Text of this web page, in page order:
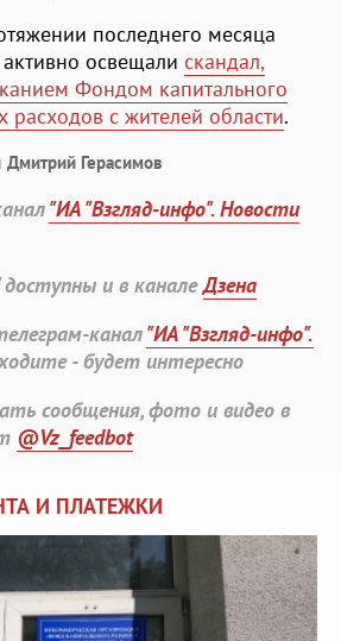
последнего месяца
освещали скандал,
Фондом капитального
расходов с жителей области.
Дмитрий Герасимов
"ИА "Взгляд-инфо". Новости
доступны и в каналеДзена
канал"ИА "Взгляд-инфо".
- будет интересно
сообщения, фото и видео в
@Vz_feedbot
И ПЛАТЕЖКИ